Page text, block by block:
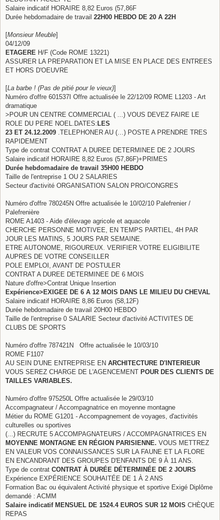
Salaire indicatif HORAIRE 8,82 Euros (57,86F
Durée hebdomadaire de travail 22H00 HEBDO DE 20 A 22H
[Monsieur Meuble]
04/12/09
ETAGERE H/F (Code ROME 13221)
ASSURER LA PREPARATION ET LA MISE EN PLACE DES ENTREES
ET HORS D'OEUVRE
[La barbe ! (Pas de pitié pour le vieux)]
Numéro d'offre 601537I Offre actualisée le 22/12/09 ROME L1203 - Art
dramatique
>POUR UN CENTRE COMMERCIAL ( ...) VOUS DEVEZ FAIRE LE
ROLE DU PERE NOEL.DATES:LES
23 ET 24.12.2009 .TELEPHONER AU (…) POSTE A PRENDRE TRES
RAPIDEMENT
Type de contrat CONTRAT A DUREE DETERMINEE DE 2 JOURS
Salaire indicatif HORAIRE 8,82 Euros (57,86F)+PRIMES
Durée hebdomadaire de travail 35H00 HEBDO
Taille de l'entreprise 1 OU 2 SALARIES
Secteur d'activité ORGANISATION SALON PRO/CONGRES
Numéro d'offre 780245N Offre actualisée le 10/02/10 Palefrenier /
Palefrenière
ROME A1403 - Aide d'élevage agricole et aquacole
CHERCHE PERSONNE MOTIVEE, EN TEMPS PARTIEL, 4H PAR
JOUR LES MATINS, 5 JOURS PAR SEMAINE.
ETRE AUTONOME, RIGOUREUX. VERIFIER VOTRE ELIGIBILITE
AUPRES DE VOTRE CONSEILLER
POLE EMPLOI, AVANT DE POSTULER
CONTRAT A DUREE DETERMINEE DE 6 MOIS
Nature d'offre>Contrat Unique Insertion
Expérience>EXIGEE DE 6 A 12 MOIS DANS LE MILIEU DU CHEVAL
Salaire indicatif HORAIRE 8,86 Euros (58,12F)
Durée hebdomadaire de travail 20H00 HEBDO
Taille de l'entreprise 0 SALARIE Secteur d'activité ACTIVITES DE
CLUBS DE SPORTS
Numéro d'offre 787421N Offre actualisée le 10/03/10
ROME F1107
AU SEIN D'UNE ENTREPRISE EN ARCHITECTURE D'INTERIEUR
VOUS SEREZ CHARGE DE L'AGENCEMENT POUR DES CLIENTS DE
TAILLES VARIABLES.
Numéro d'offre 975250L Offre actualisée le 29/03/10
Accompagnateur / Accompagnatrice en moyenne montagne
Métier du ROME G1201 - Accompagnement de voyages, d'activités
culturelles ou sportives
(...) RECRUTE 5 ACCOMPAGNATEURS / ACCOMPAGNATRICES EN
MOYENNE MONTAGNE EN RÉGION PARISIENNE. VOUS METTREZ
EN VALEUR VOS CONNAISSANCES SUR LA FAUNE ET LA FLORE
EN ENCANDRANT DES GROUPES D'ENFANTS DE 9 À 11 ANS.
Type de contrat CONTRAT À DURÉE DÉTERMINÉE DE 2 JOURS
Expérience EXPÉRIENCE SOUHAITÉE DE 1 À 2 ANS
Formation Bac ou équivalent Activité physique et sportive Exigé Diplôme
demandé : ACMM
Salaire indicatif MENSUEL DE 1524.4 EUROS SUR 12 MOIS CHÈQUE
REPAS